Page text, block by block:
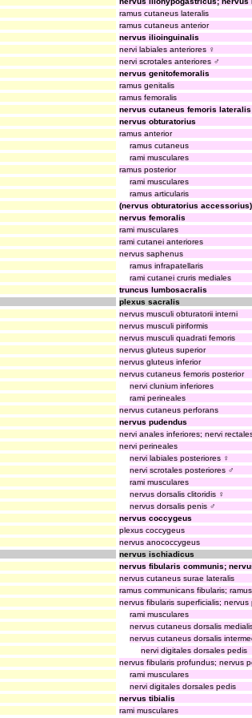
ramus cutaneus lateralis
ramus cutaneus anterior
nervus ilioinguinalis
nervi labiales anteriores ♀
nervi scrotales anteriores ♂
nervus genitofemoralis
ramus genitalis
ramus femoralis
nervus cutaneus femoris lateralis
nervus obturatorius
ramus anterior
ramus cutaneus
rami musculares
ramus posterior
rami musculares
ramus articularis
(nervus obturatorius accessorius)
nervus femoralis
rami musculares
rami cutanei anteriores
nervus saphenus
ramus infrapatellaris
rami cutanei cruris mediales
truncus lumbosacralis
plexus sacralis
nervus musculi obturatorii interni
nervus musculi piriformis
nervus musculi quadrati femoris
nervus gluteus superior
nervus gluteus inferior
nervus cutaneus femoris posterior
nervi clunium inferiores
rami perineales
nervus cutaneus perforans
nervus pudendus
nervi anales inferiores; nervi
nervi perineales
nervi labiales posteriores ♀
nervi scrotales posteriores ♂
rami musculares
nervus dorsalis clitoridis ♀
nervus dorsalis penis ♂
nervus coccygeus
plexus coccygeus
nervus anococcygeus
nervus ischiadicus
nervus fibularis communis;
nervus cutaneus surae lateralis
ramus communicans fibularis;
nervus fibularis superficialis;
rami musculares
nervus cutaneus dorsalis
nervus cutaneus dorsalis
nervi digitales dorsales pedis
nervus fibularis profundus; nervus
rami musculares
nervi digitales dorsales pedis
nervus tibialis
rami musculares